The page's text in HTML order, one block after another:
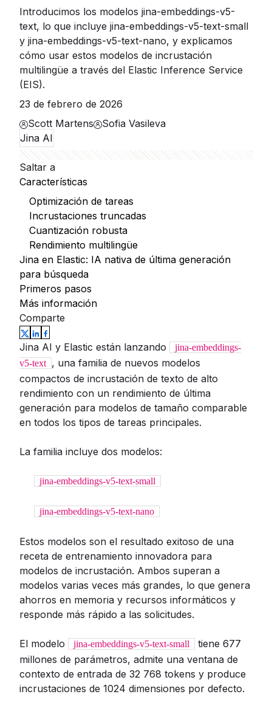
Introducimos los modelos jina-embeddings-v5-
text, lo que incluye jina-embeddings-v5-text-small
y jina-embeddings-v5-text-nano, y explicamos
cómo usar estos modelos de incrustación
multilingüe a través del Elastic Inference Service
(EIS).
23 de febrero de 2026
Scott Martens
Sofia Vasileva
Jina AI
Saltar a
Características
Optimización de tareas
Incrustaciones truncadas
Cuantización robusta
Rendimiento multilingüe
Jina en Elastic: IA nativa de última generación
para búsqueda
Primeros pasos
Más información
Comparte
Jina AI y Elastic están lanzando
jina-embeddings-
v5-text , una familia de nuevos modelos
compactos de incrustación de texto de alto
rendimiento con un rendimiento de última
generación para modelos de tamaño comparable
en todos los tipos de tareas principales.
La familia incluye dos modelos:
jina-embeddings-v5-text-small
jina-embeddings-v5-text-nano
Estos modelos son el resultado exitoso de una
receta de entrenamiento innovadora para
modelos de incrustación. Ambos superan a
modelos varias veces más grandes, lo que genera
ahorros en memoria y recursos informáticos y
responde más rápido a las solicitudes.
El modelo jina-embeddings-v5-text-small
tiene 677
millones de parámetros, admite una ventana de
contexto de entrada de 32 768 tokens y produce
incrustaciones de 1024 dimensiones por defecto.